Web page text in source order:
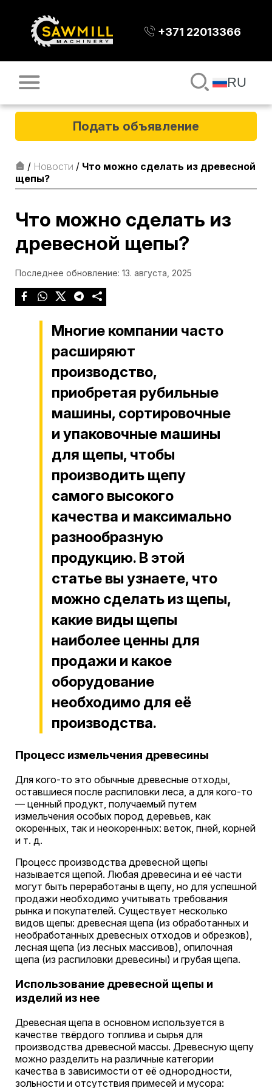
+371 22013366
RU
Подать объявление
/ Новости / Что можно сделать из древесной
щепы?
Что можно сделать из
древесной щепы?
Последнее обновление: 13. августа, 2025
Многие компании часто
расширяют
производство,
приобретая рубильные
машины, сортировочные
и упаковочные машины
для щепы, чтобы
производить щепу
самого высокого
качества и максимально
разнообразную
продукцию. В этой
статье вы узнаете, что
можно сделать из щепы,
какие виды щепы
наиболее ценны для
продажи и какое
оборудование
необходимо для её
производства.
Процесс измельчения древесины
Для кого-то это обычные древесные отходы,
оставшиеся после распиловки леса, а для кого-то
— ценный продукт, получаемый путем
измельчения особых пород деревьев, как
окоренных, так и неокоренных: веток, пней, корней
и т. д.
Процесс производства древесной щепы
называется щепой. Любая древесина и её части
могут быть переработаны в щепу, но для успешной
продажи необходимо учитывать требования
рынка и покупателей. Существует несколько
видов щепы: древесная щепа (из обработанных и
необработанных древесных отходов и обрезков),
лесная щепа (из лесных массивов), опилочная
щепа (из распиловки древесины) и грубая щепа.
Использование древесной щепы и
изделий из нее
Древесная щепа в основном используется в
качестве твёрдого топлива и сырья для
производства древесной массы. Древесную щепу
можно разделить на различные категории
качества в зависимости от её однородности,
зольности и отсутствия примесей и мусора: